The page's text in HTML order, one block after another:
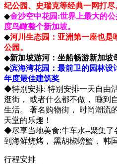
纪公园、史瑞克等经典一网打尽
◆金沙空中花园:世界上最大的
度鸟瞰整个新加坡。
◆河川生态园：亚洲第一座也是
公园。
◆新加坡游河：坐船畅游新加坡
◆滨海湾花园：最前卫的园林设
年度最佳建筑奖
◆特别安排: 特别安排一天自由
逛街， 或者什么都不做， 睡到
生活。 著名购物街， 时尚潮流
天堂的乐趣！
◆尽享当地美食:牛车水--聚集了
到海鲜烧烤， 黑胡椒螃蟹， 韩
行程安排